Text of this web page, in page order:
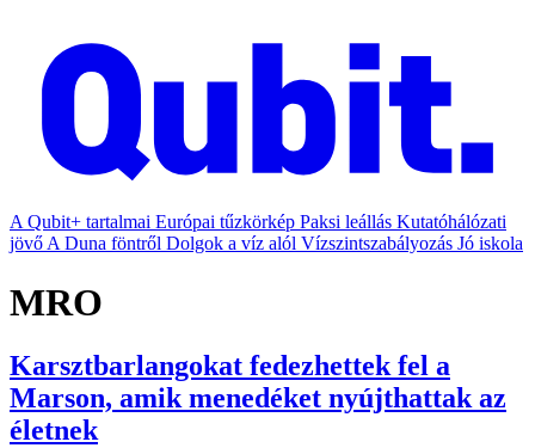
A Qubit+ tartalmai Európai tűzkörkép Paksi leállás Kutatóhálózati
jövő A Duna föntről Dolgok a víz alól Vízszintszabályozás Jó iskola
MRO
Karsztbarlangokat fedezhettek fel a
Marson, amik menedéket nyújthattak az
életnek